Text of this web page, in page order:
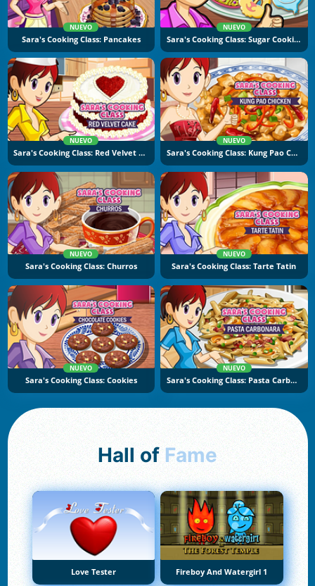
NUEVO
Sara's Cooking Class: Pancakes
NUEVO
Sara's Cooking Class: Sugar Cookies
NUEVO
Sara's Cooking Class: Red Velvet Cake
NUEVO
Sara's Cooking Class: Kung Pao Chicken
NUEVO
Sara's Cooking Class: Churros
NUEVO
Sara's Cooking Class: Tarte Tatin
NUEVO
Sara's Cooking Class: Cookies
NUEVO
Sara's Cooking Class: Pasta Carbonara
Hall of Fame
Love Tester Fireboy And Watergirl 1